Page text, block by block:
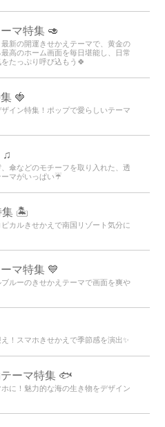
マ特集 🥑
新の開運きせかえテーマで、黄金の
高のホーム画面を毎日堪能し、日常
たっぷり呼び込もう🍀
🍓
イン特集！ポップで愛らしいテーマ
♫
傘などのモチーフを取り入れた、透
マがいっぱい☔
集 🏝️
カルきせかえで南国リゾート気分に
マ特集 💙
ルーのきせかえテーマで画面を爽や
！スマホきせかえで季節感を演出✨
ーマ特集 🐟
に！魅力的な海の生き物をデザイン